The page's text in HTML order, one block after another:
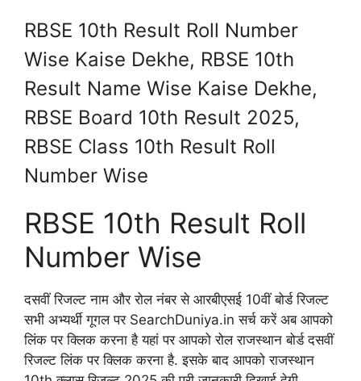
RBSE 10th Result Roll Number
Wise Kaise Dekhe, RBSE 10th
Result Name Wise Kaise Dekhe,
RBSE Board 10th Result 2025,
RBSE Class 10th Result Roll
Number Wise
RBSE 10th Result Roll
Number Wise
दसवीं रिजल्ट नाम और रोल नंबर से आरबीएसई 10वीं बोर्ड रिजल्ट
सभी अभ्यर्थी गूगल पर SearchDuniya.in सर्च करें अब आपको
लिंक पर क्लिक करना है यहां पर आपको रोल राजस्थान बोर्ड दसवीं
रिजल्ट लिंक पर क्लिक करना है. इसके बाद आपको राजस्थान